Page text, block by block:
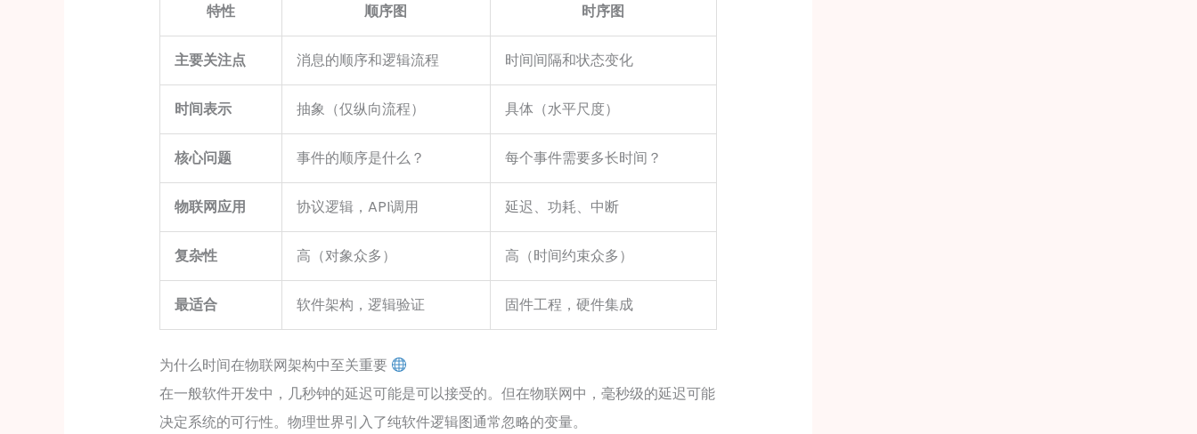
特性 顺序图 时序图
主要关注点 消息的顺序和逻辑流程 时间间隔和状态变化
时间表示 抽象（仅纵向流程） 具体（水平尺度）
核心问题 事件的顺序是什么？ 每个事件需要多长时间？
物联网应用 协议逻辑，API调用 延迟、功耗、中断
复杂性 高（对象众多） 高（时间约束众多）
最适合 软件架构，逻辑验证 固件工程，硬件集成
为什么时间在物联网架构中至关重要
在一般软件开发中，几秒钟的延迟可能是可以接受的。但在物联网中，毫秒级的延迟可能
决定系统的可行性。物理世界引入了纯软件逻辑图通常忽略的变量。